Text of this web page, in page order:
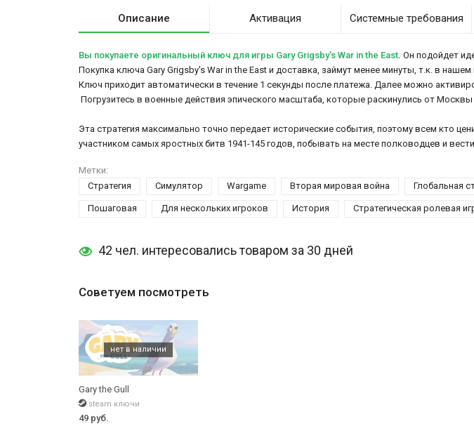
Описание Активация Системные требования
Вы покупаете оригинальный ключ для игры Gary Grigsby's War in the East. Он подойдет
Покупка ключа Gary Grigsby's War in the East и доставка, займут менее минуты, т.к. в нашем
Ключ приходит автоматически в течение 1 секунды после платежа. Далее можно
Погрузитесь в военные действия эпического масштаба, которые раскинулись от
Эта стратегия максимально точно передает исторические события, поэтому всем кто
участником самых яростных битв 1941-145 годов, побывать на месте полководцев и
Метки:
Стратегия
Симулятор Wargame Вторая мировая война Глобальная
Пошаговая Для нескольких игроков История Стратегическая ролевая
42 чел. интересовались товаром за 30 дней
Советуем посмотреть
Gary the Gull
steam ключи
49 руб.